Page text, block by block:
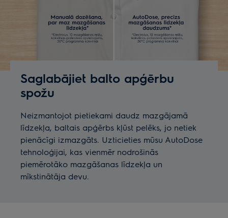
Saglabājiet balto apģērbu
spožu
Neizmantojot pietiekami daudz mazgājamā
līdzekļa, baltais apģērbs kļūst pelēks, jo netiek
pienācīgi izmazgāts. Uzticieties mūsu AutoDose
tehnoloģijai, kas vienmēr nodrošinās
piemērotāko mazgāšanas līdzekļa un
mīkstinātāja devu.